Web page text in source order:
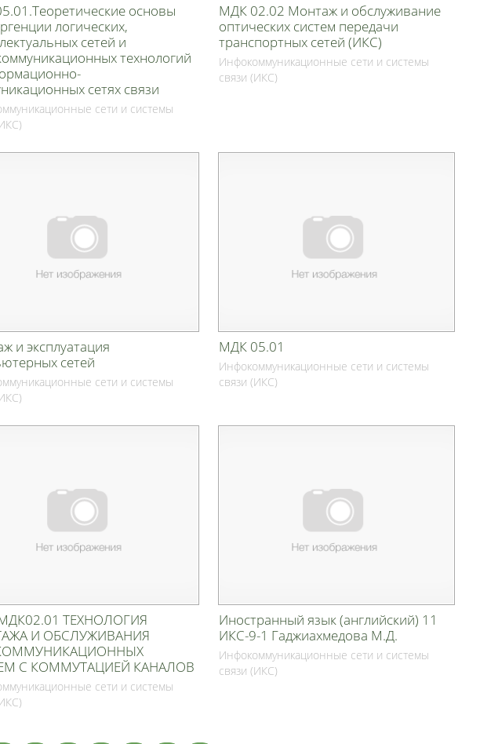
основы
логических,
сетей и
технологий
сетях связи
сети и системы
МДК 02.02 Монтаж и обслуживание
оптических систем передачи
транспортных сетей (ИКС)
Инфокоммуникационные сети и системы
связи (ИКС)
и эксплуатация
сетей
сети и системы
МДК 05.01
Инфокоммуникационные сети и системы
связи (ИКС)
ТЕХНОЛОГИЯ
И ОБСЛУЖИВАНИЯ
С КОММУТАЦИЕЙ КАНАЛОВ
сети и системы
Иностранный язык (английский) 11
ИКС-9-1 Гаджиахмедова М.Д.
Инфокоммуникационные сети и системы
связи (ИКС)